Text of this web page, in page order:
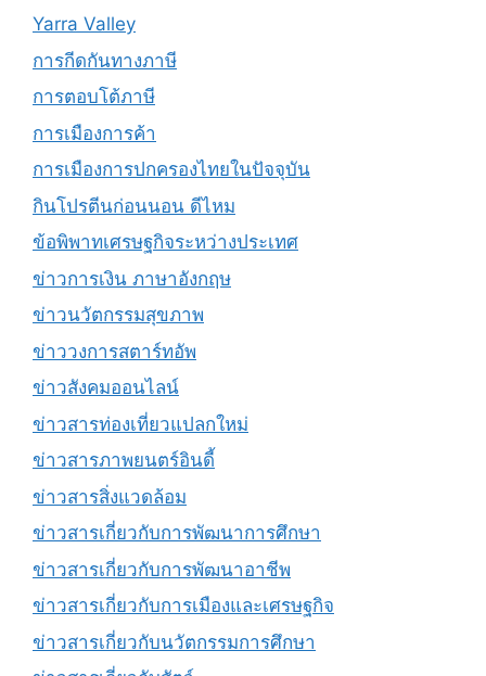
Yarra Valley
การกีดกันทางภาษี
การตอบโต้ภาษี
การเมืองการค้า
การเมืองการปกครองไทยในปัจจุบัน
กินโปรตีนก่อนนอน ดีไหม
ข้อพิพาทเศรษฐกิจระหว่างประเทศ
ข่าวการเงิน ภาษาอังกฤษ
ข่าวนวัตกรรมสุขภาพ
ข่าววงการสตาร์ทอัพ
ข่าวสังคมออนไลน์
ข่าวสารท่องเที่ยวแปลกใหม่
ข่าวสารภาพยนตร์อินดี้
ข่าวสารสิ่งแวดล้อม
ข่าวสารเกี่ยวกับการพัฒนาการศึกษา
ข่าวสารเกี่ยวกับการพัฒนาอาชีพ
ข่าวสารเกี่ยวกับการเมืองและเศรษฐกิจ
ข่าวสารเกี่ยวกับนวัตกรรมการศึกษา